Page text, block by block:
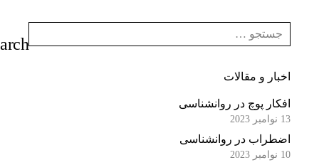
اخبار و مقالات
افکار پوچ در روانشناسی
اضطراب در روانشناسی